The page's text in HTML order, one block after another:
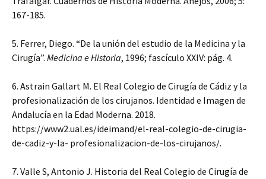
167-185.
5. Ferrer, Diego. “De la unión del estudio de la Medicina y la
Cirugía”. Medicina e Historia, 1996; fascículo XXIV: pág. 4.
6. Astrain Gallart M. El Real Colegio de Cirugía de Cádiz y la
profesionalización de los cirujanos. Identidad e Imagen de
Andalucía en la Edad Moderna. 2018.
https://www2.ual.es/ideimand/el-real-colegio-de-cirugia-
de-cadiz-y-la- profesionalizacion-de-los-cirujanos/.
7. Valle S, Antonio J. Historia del Real Colegio de Cirugía de